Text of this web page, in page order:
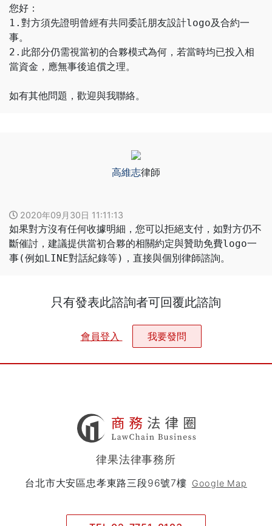
您好：
1.對方須先證明曾經有共同委託朋友設計logo及合約一
事。
2.此部分仍需視當初的合夥模式為何，若當時均已投入相
當資金，應無事後追償之理。
如有其他問題，歡迎與我聯絡。
高維志律師
2020年09月30日 11:11:13
如果對方沒有任何收據明細，您可以拒絕支付，如對方仍不
斷催討，建議提供當初合夥的相關約定與贊助免費logo一
事(例如LINE對話紀錄等)，直接與個別律師諮詢。
只有發表此諮詢者可回覆此諮詢
會員登入 我要發問
律果法律事務所
台北市大安區忠孝東路三段96號7樓 Google Map